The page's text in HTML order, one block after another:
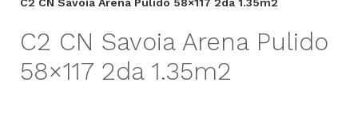
C2 CN Savoia Arena Pulido
58×117 2da 1.35m2